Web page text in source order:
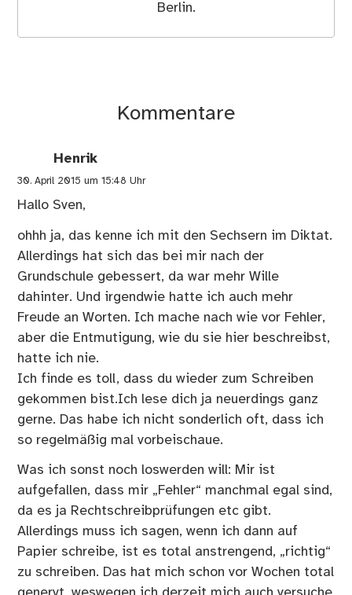
Berlin.
Kommentare
Henrik
30. April 2015 um 15:48 Uhr
Hallo Sven,
ohhh ja, das kenne ich mit den Sechsern im Diktat.
Allerdings hat sich das bei mir nach der
Grundschule gebessert, da war mehr Wille
dahinter. Und irgendwie hatte ich auch mehr
Freude an Worten. Ich mache nach wie vor Fehler,
aber die Entmutigung, wie du sie hier beschreibst,
hatte ich nie.
Ich finde es toll, dass du wieder zum Schreiben
gekommen bist.Ich lese dich ja neuerdings ganz
gerne. Das habe ich nicht sonderlich oft, dass ich
so regelmäßig mal vorbeischaue.
Was ich sonst noch loswerden will: Mir ist
aufgefallen, dass mir „Fehler“ manchmal egal sind,
da es ja Rechtschreibprüfungen etc gibt.
Allerdings muss ich sagen, wenn ich dann auf
Papier schreibe, ist es total anstrengend, „richtig“
zu schreiben. Das hat mich schon vor Wochen total